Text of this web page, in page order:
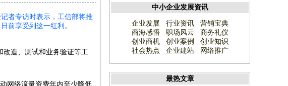
者专访时表示，工信部将推
前享受到这一红利。
改造、测试和业务验证等工
网络流量资费年内至少降低
中小企业发展资讯
企业发展
行业资讯
营销宝典
商海感悟
职场风云
商务礼仪
创业商机
创业案例
创业知识
社会热点
企业建站 网络推广
最热文章